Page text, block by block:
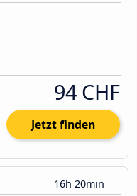
94 CHF
Jetzt finden
16h 20min